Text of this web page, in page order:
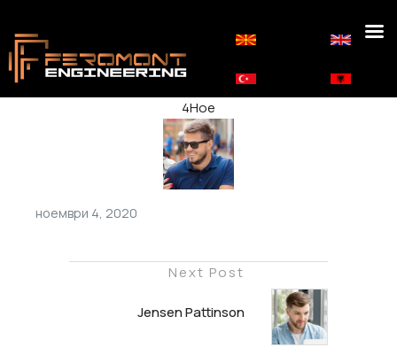
4Ное
ноември 4, 2020
Next Post
Jensen Pattinson